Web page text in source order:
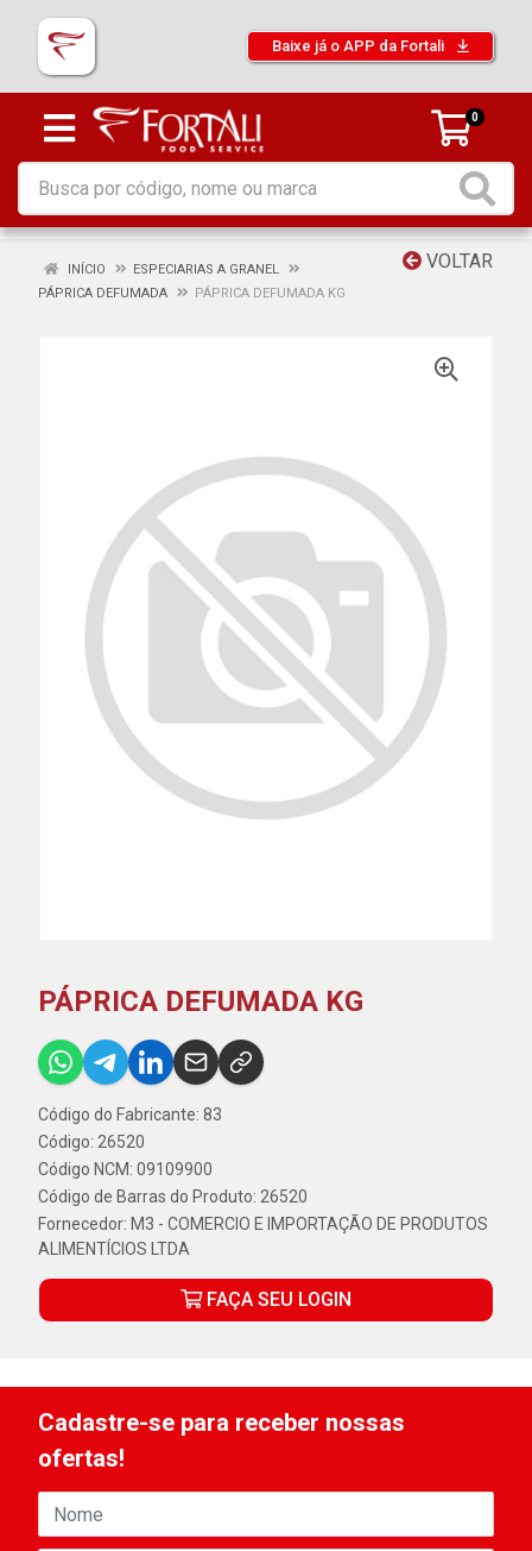
Baixe já o APP da Fortali
0
VOLTAR
INÍCIO
ESPECIARIAS A GRANEL
PÁPRICA DEFUMADA
PÁPRICA DEFUMADA KG
PÁPRICA DEFUMADA KG
Código do Fabricante: 83
Código: 26520
Código NCM: 09109900
Código de Barras do Produto: 26520
Fornecedor: M3 - COMERCIO E IMPORTAÇÃO DE PRODUTOS
ALIMENTÍCIOS LTDA
FAÇA SEU LOGIN
Cadastre-se para receber nossas
ofertas!